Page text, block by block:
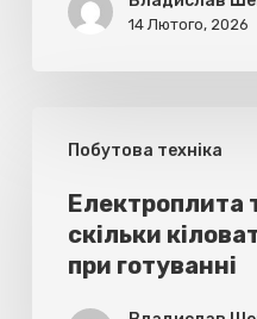
поршневі
14 Лютого, 2026
Побутова техніка
духовка:
скільки
кіловат
Електроплита
скільки
при готуванні